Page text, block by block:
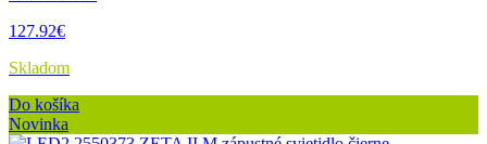
127.92€
Skladom
Do košíka
Novinka